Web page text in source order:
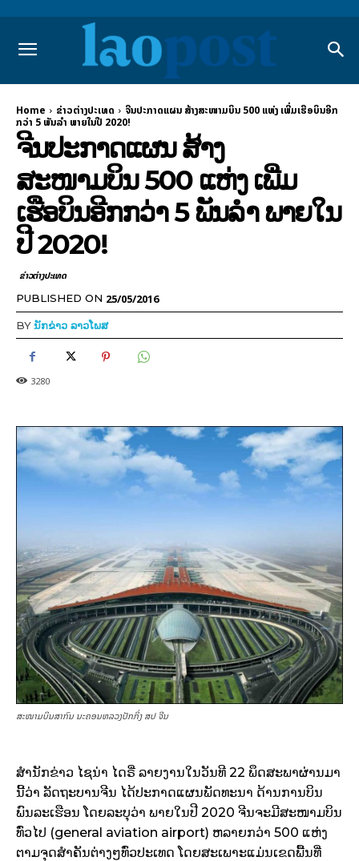
Home ຂ່າວຕ່າງປະເທດ
ຈີນປະກາດແຜນ ສ້າງສະໜາມບິນ 500 ແຫ່ງ ເພີ່ມເຮືອບິນອີກ
ກວ່າ 5 ພັນລຳ ພາຍໃນປີ 2020!
ຈີນປະກາດແຜນ ສ້າງ
ສະໜາມບິນ 500 ແຫ່ງ ເພີ່ມ
ເຮືອບິນອີກກວ່າ 5 ພັນລຳ ພາຍໃນ
ປີ 2020!
ຂ່າວຕ່າງປະເທດ
PUBLISHED ON 25/05/2016
BYນັກຂ່າວ ລາວໂພສ
3280
ສະໜາມບິນສາກົນ ນະຄອນຫລວງປັກກິ່ງ ສປ ຈີນ
ສຳນັກຂ່າວ ໄຊນ່າ ໄດຣີ່ ລາຍງານໃນວັນທີ 22 ພຶດສະພາຜ່ານມາ
ນີ້ວ່າ ລັດຖະບານຈີນ ໄດ້ປະກາດແຜນພັດທະນາ ດ້ານການບິນ
ພົນລະເຮືອນ ໂດຍລະບຸວ່າ ພາຍໃນປີ 2020 ຈີນຈະມີສະໜາມບິນ
ທົ່ວໄປ (general aviation airport) ຫລາຍກວ່າ 500 ແຫ່ງ
ຕາມຈຸດສຳຄັນຕ່າງໆທົ່ວປະເທດ ໂດຍສະເພາະແມ່ນເຂດພື້ນທີ່